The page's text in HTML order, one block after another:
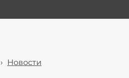
› Новости